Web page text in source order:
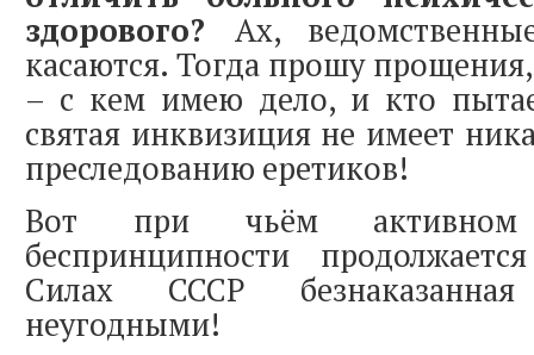
здорового? Ах,
касаются. Тогда прошу
– с кем имею дело, и кто
святая инквизиция не имеет
преследованию еретиков!
Вот при чьём
беспринципности
Силах СССР
неугодными!